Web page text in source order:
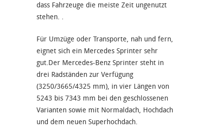
dass Fahrzeuge die meiste Zeit ungenutzt
stehen. .
Für Umzüge oder Transporte, nah und fern,
eignet sich ein Mercedes Sprinter sehr
gut.Der Mercedes-Benz Sprinter steht in
drei Radständen zur Verfügung
(3250/3665/4325 mm), in vier Längen von
5243 bis 7343 mm bei den geschlossenen
Varianten sowie mit Normaldach, Hochdach
und dem neuen Superhochdach.